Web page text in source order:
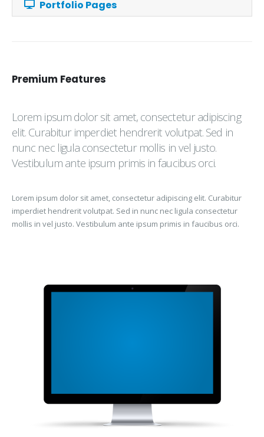
Portfolio Pages
Premium Features
Lorem ipsum dolor sit amet, consectetur adipiscing
elit. Curabitur imperdiet hendrerit volutpat. Sed in
nunc nec ligula consectetur mollis in vel justo.
Vestibulum ante ipsum primis in faucibus orci.
Lorem ipsum dolor sit amet, consectetur adipiscing elit. Curabitur
imperdiet hendrerit volutpat. Sed in nunc nec ligula consectetur
mollis in vel justo. Vestibulum ante ipsum primis in faucibus orci.